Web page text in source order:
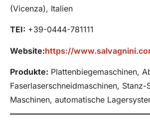
(Vicenza), Italien
TEI: +39-0444-781111
Website:https://
Produkte: Plattenbiegemaschinen,
Faserlaserschneidmaschinen, Stanz-
Maschinen, automatische